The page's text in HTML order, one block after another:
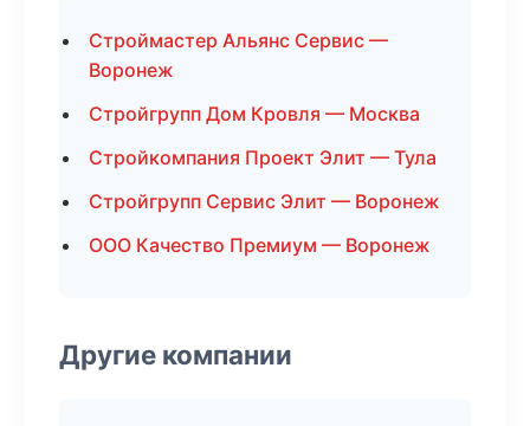
Строймастер Альянс Сервис —
Воронеж
Стройгрупп Дом Кровля — Москва
Стройкомпания Проект Элит — Тула
Стройгрупп Сервис Элит — Воронеж
ООО Качество Премиум — Воронеж
Другие компании